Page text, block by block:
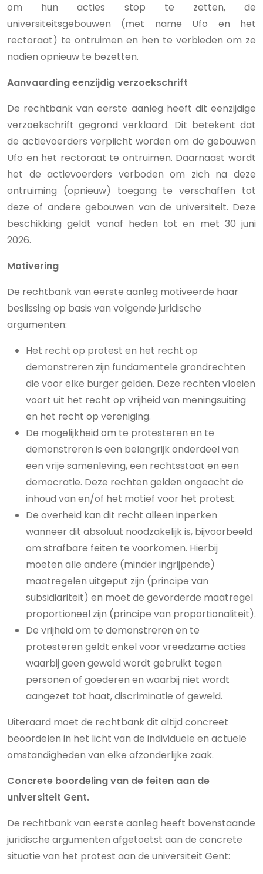
om hun acties stop te zetten, de
universiteitsgebouwen (met name Ufo en het
rectoraat) te ontruimen en hen te verbieden om ze
nadien opnieuw te bezetten.
Aanvaarding eenzijdig verzoekschrift
De rechtbank van eerste aanleg heeft dit eenzijdige
verzoekschrift gegrond verklaard. Dit betekent dat
de actievoerders verplicht worden om de gebouwen
Ufo en het rectoraat te ontruimen. Daarnaast wordt
het de actievoerders verboden om zich na deze
ontruiming (opnieuw) toegang te verschaffen tot
deze of andere gebouwen van de universiteit. Deze
beschikking geldt vanaf heden tot en met 30 juni
2026.
Motivering
De rechtbank van eerste aanleg motiveerde haar
beslissing op basis van volgende juridische
argumenten:
Het recht op protest en het recht op
demonstreren zijn fundamentele grondrechten
die voor elke burger gelden. Deze rechten vloeien
voort uit het recht op vrijheid van meningsuiting
en het recht op vereniging.
De mogelijkheid om te protesteren en te
demonstreren is een belangrijk onderdeel van
een vrije samenleving, een rechtsstaat en een
democratie. Deze rechten gelden ongeacht de
inhoud van en/of het motief voor het protest.
De overheid kan dit recht alleen inperken
wanneer dit absoluut noodzakelijk is, bijvoorbeeld
om strafbare feiten te voorkomen. Hierbij
moeten alle andere (minder ingrijpende)
maatregelen uitgeput zijn (principe van
subsidiariteit) en moet de gevorderde maatregel
proportioneel zijn (principe van proportionaliteit).
De vrijheid om te demonstreren en te
protesteren geldt enkel voor vreedzame acties
waarbij geen geweld wordt gebruikt tegen
personen of goederen en waarbij niet wordt
aangezet tot haat, discriminatie of geweld.
Uiteraard moet de rechtbank dit altijd concreet
beoordelen in het licht van de individuele en actuele
omstandigheden van elke afzonderlijke zaak.
Concrete boordeling van de feiten aan de
universiteit Gent.
De rechtbank van eerste aanleg heeft bovenstaande
juridische argumenten afgetoetst aan de concrete
situatie van het protest aan de universiteit Gent: